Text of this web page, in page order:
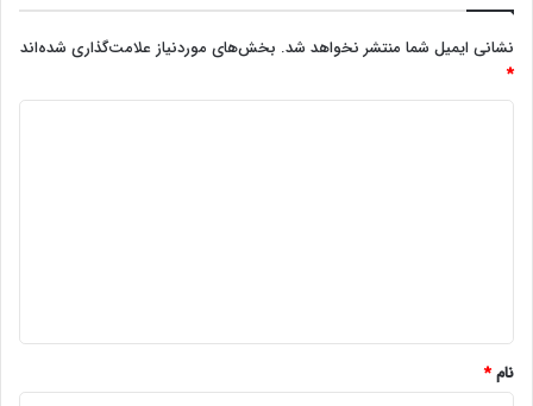
نشانی ایمیل شما منتشر نخواهد شد. بخش‌های موردنیاز علامت‌گذاری شده‌اند
*
نام*